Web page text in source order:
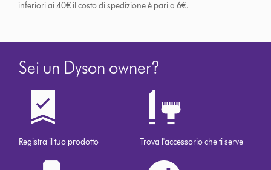
inferiori ai 40€ il costo di spedizione è pari a 6€.
Sei un Dyson owner?
Registra il tuo prodotto Trova l'accessorio che ti serve